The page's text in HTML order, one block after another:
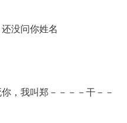
没问你姓名
，我叫郑－－－－干－－